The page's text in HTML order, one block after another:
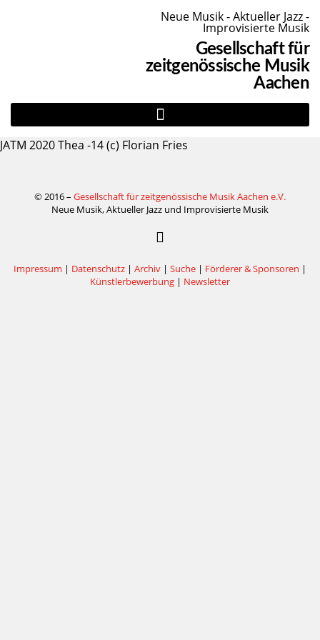
Neue Musik - Aktueller Jazz -
Improvisierte Musik
Gesellschaft für
zeitgenössische Musik
Aachen
JATM 2020 Thea -14 (c) Florian Fries
© 2016 – Gesellschaft für zeitgenössische Musik Aachen e.V.
Neue Musik, Aktueller Jazz und Improvisierte Musik
Impressum | Datenschutz | Archiv | Suche | Förderer & Sponsoren |
Künstlerbewerbung | Newsletter